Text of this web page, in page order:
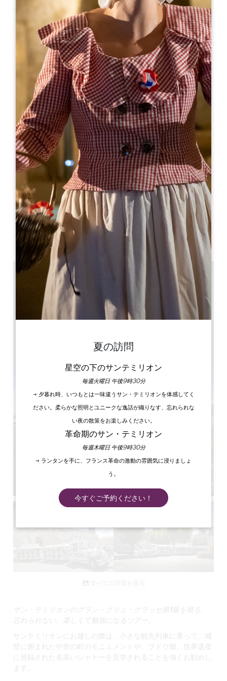
サン・テミリオンのグラン・クリュ・クラッセ第1級を巡る、
忘れられない、楽しくて勉強になるツアー。
サンテミリオンにお越しの際は、小さな観光列車に乗って、城
壁に囲まれた中世の町のモニュメントや、ブドウ畑、世界遺産
に登録された名高いシャトーを見学されることを強くお勧めし
ます。
Leaflet
より
15€
Le Train des Grands Vignobles
Espace Villemaurine - D243 BP 73
33330 SAINT-EMILION
05 57 51 30 71
06 07 32 37 94
faniest@orange.fr
開幕月
1 2 3 4 5 6 7 8 9 1 1 1
開幕日
ル 火 水
AM
木
AM
金
AM
土
AM
0.7 km
9時～12時30分／14時～17時30分
10h30, 11h15, 12h, 12h45*, 14h, 14h45, 15h30, 16h15,
17h, 17h45* (12h45* et 17h45*: pas d'arrêt au
château)
Train + Visite des caves monolithes + Dégustation :
夏の訪問
星空の下のサンテミリオン
毎週火曜日 午後9時30分
→ 夕暮れ時、いつもとは一味違うサン・テミリオンを体感してく
ださい。柔らかな照明とユニークな逸話が織りなす、忘れられな
い夜の散策をお楽しみください。
革命期のサン・テミリオン
毎週木曜日 午後9時30分
→ ランタンを手に、フランス革命の激動の雰囲気に浸りましょ
う。
今すぐご予約ください！